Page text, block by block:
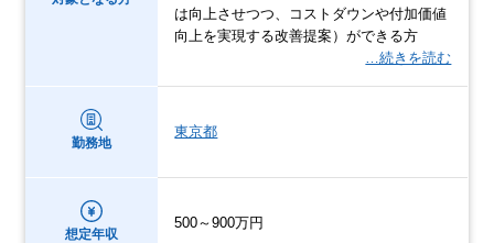
は向上させつつ、コストダウンや付加価値
向上を実現する改善提案）ができる方
…続きを読む
勤務地
東京都
想定年収
500～900万円